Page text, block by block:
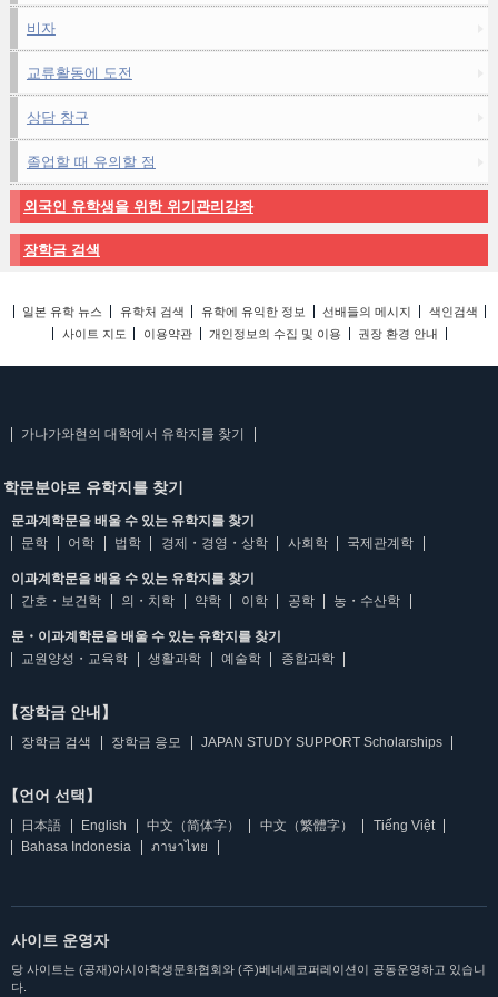
비자
교류활동에 도전
상담 창구
졸업할 때 유의할 점
외국인 유학생을 위한 위기관리강좌
장학금 검색
일본 유학 뉴스 유학처 검색 유학에 유익한 정보 선배들의 메시지
색인검색
사이트 지도
이용약관 개인정보의 수집 및 이용 권장 환경 안내
가나가와현의 대학에서 유학지를 찾기
학문분야로 유학지를 찾기
문과계학문을 배울 수 있는 유학지를 찾기
문학
어학 법학 경제・경영・상학 사회학 국제관계학
이과계학문을 배울 수 있는 유학지를 찾기
간호・보건학
의・치학 약학 이학 공학 농・수산학
문・이과계학문을 배울 수 있는 유학지를 찾기
교원양성・교육학
생활과학 예술학 종합과학
【장학금 안내】
장학금 검색 장학금 응모 JAPAN STUDY SUPPORT Scholarships
【언어 선택】
日本語 English 中文（简体字） 中文（繁體字）
Tiếng Việt
Bahasa Indonesia
ภาษาไทย
사이트 운영자
당 사이트는 (공재)아시아학생문화협회와 (주)베네세코퍼레이션이 공동운영하고 있습니
다.